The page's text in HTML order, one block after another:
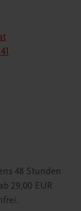
48 Stunden
29,00 EUR